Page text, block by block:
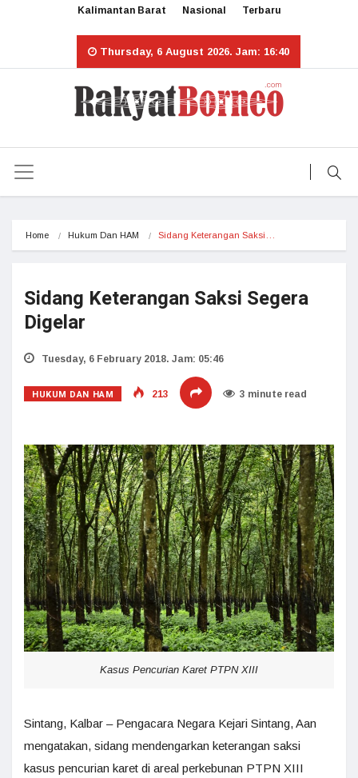
Kalimantan Barat Nasional Terbaru
Thursday, 6 August 2026. Jam: 16:40
Home Hukum Dan HAM Sidang Keterangan Saksi…
Sidang Keterangan Saksi Segera
Digelar
Tuesday, 6 February 2018. Jam: 05:46
HUKUM DAN HAM 213 3 minute read
Kasus Pencurian Karet PTPN XIII
Sintang, Kalbar – Pengacara Negara Kejari Sintang, Aan
mengatakan, sidang mendengarkan keterangan saksi
kasus pencurian karet di areal perkebunan PTPN XIII